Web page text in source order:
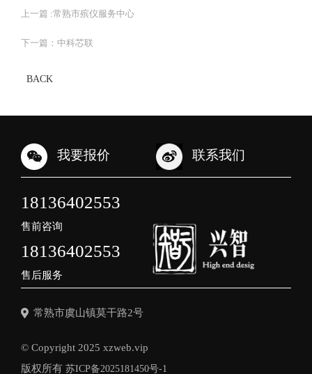
上一篇 :常熟市殡仪服务中心
下一篇： 中科芯联
BACK
我要报价 联系我们
18136402553
售前咨询
18136402553
售后服务
常熟市虞山镇莫干路2号
© Copyright 2025 xzweb.vip
版权所有 苏ICP备2025181450号-1